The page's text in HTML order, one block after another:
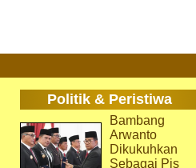
Politik & Peristiwa
Bambang
Arwanto
Dikukuhkan
Sebagai Pjs